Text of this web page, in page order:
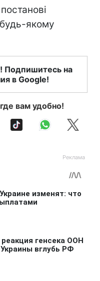
якому
Подпишитесь на
в Google!
вам удобно!